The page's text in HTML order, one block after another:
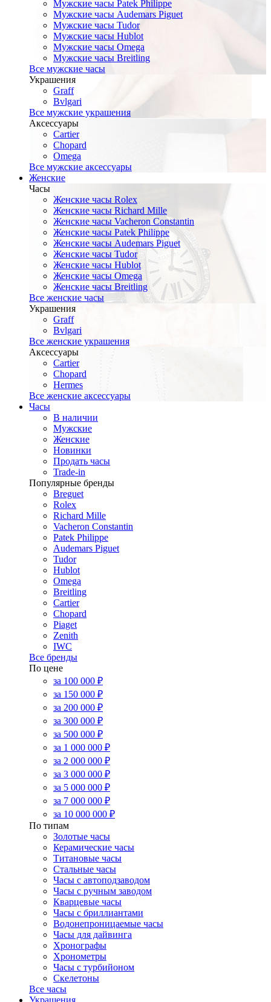
Мужские часы Patek Philippe
Мужские часы Audemars Piguet
Мужские часы Tudor
Мужские часы Hublot
Мужские часы Omega
Мужские часы Breitling
Все мужские часы
Украшения
Graff
Bvlgari
Все мужские украшения
Аксессуары
Cartier
Chopard
Omega
Все мужские аксессуары
Женские
Часы
Женские часы Rolex
Женские часы Richard Mille
Женские часы Vacheron Constantin
Женские часы Patek Philippe
Женские часы Audemars Piguet
Женские часы Tudor
Женские часы Hublot
Женские часы Omega
Женские часы Breitling
Все женские часы
Украшения
Graff
Bvlgari
Все женские украшения
Аксессуары
Cartier
Chopard
Hermes
Все женские аксессуары
Часы
В наличии
Мужские
Женские
Новинки
Продать часы
Trade-in
Популярные бренды
Breguet
Rolex
Richard Mille
Vacheron Constantin
Patek Philippe
Audemars Piguet
Tudor
Hublot
Omega
Breitling
Cartier
Chopard
Piaget
Zenith
IWC
Все бренды
По цене
за 100 000 ₽
за 150 000 ₽
за 200 000 ₽
за 300 000 ₽
за 500 000 ₽
за 1 000 000 ₽
за 2 000 000 ₽
за 3 000 000 ₽
за 5 000 000 ₽
за 7 000 000 ₽
за 10 000 000 ₽
По типам
Золотые часы
Керамические часы
Титановые часы
Стальные часы
Часы с автоподзаводом
Часы с ручным заводом
Кварцевые часы
Часы с бриллиантами
Водонепроницаемые часы
Часы для дайвинга
Хронографы
Хронометры
Часы с турбийоном
Скелетоны
Все часы